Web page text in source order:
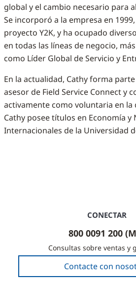
global y el cambio necesario para
Se incorporó a la empresa en
proyecto Y2K, y ha ocupado
en todas las líneas de negocio,
como Líder Global de Servicio y
En la actualidad, Cathy forma
asesor de Field Service Connect y
activamente como voluntaria en la
Cathy posee títulos en Economía y
Internacionales de la Universidad
CONECTAR
800 0091 200
Consultas sobre ventas y
Contacte con